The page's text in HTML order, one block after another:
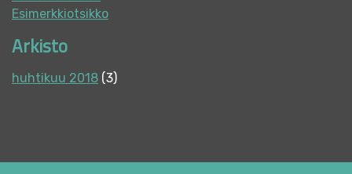
Esimerkkiotsikko
Arkisto
huhtikuu 2018 (3)